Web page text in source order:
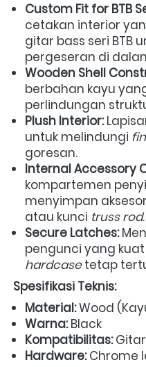
Custom Fit for BTB
cetakan interior
gitar bass seri BTB
pergeseran di
Wooden Shell
berbahan kayu
perlindungan
Plush Interior:
untuk melindungi
goresan.
Internal Accessory
kompartemen
menyimpan
atau kunci truss rod.
Secure Latches:
hardcase tetap
Spesifikasi Teknis:
Material: Wood
Warna: Black
Kompatibilitas: Gitar
Hardware: Chrome